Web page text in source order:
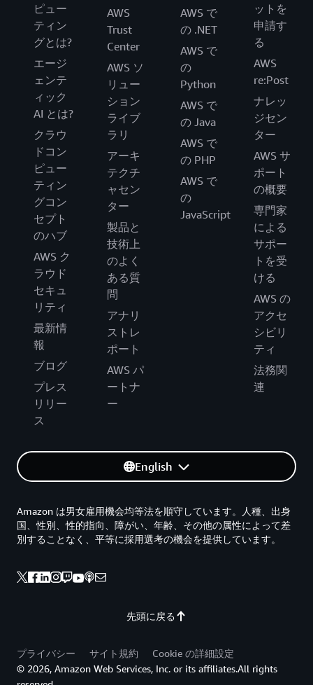
ピュー
ティン
グとは?
エージ
ェンテ
ィック
AI とは?
クラウ
ドコン
ピュー
ティン
グコン
セプト
のハブ
AWS ク
ラウド
セキュ
リティ
最新情
報
ブログ
プレス
リリー
ス
AWS
Trust
Center
AWS ソ
リュー
ション
ライブ
ラリ
アーキ
テクチ
ャセン
ター
製品と
技術上
のよく
ある質
問
アナリ
ストレ
ポート
AWS パ
ートナ
ー
AWS で
の .NET
AWS で
の
Python
AWS で
の Java
AWS で
の PHP
AWS で
の
JavaScript
ットを
申請す
る
AWS
re:Post
ナレッ
ジセン
ター
AWS サ
ポート
の概要
専門家
による
サポー
トを受
ける
AWS の
アクセ
シビリ
ティ
法務関
連
English
先頭に戻る
Amazon は男女雇用機会均等法を順守しています。人種、出身
国、性別、性的指向、障がい、年齢、その他の属性によって差
別することなく、平等に採用選考の機会を提供しています。
プライバシー サイト規約
Cookie の詳細設定
© 2026, Amazon Web Services, Inc. or its affiliates.All rights